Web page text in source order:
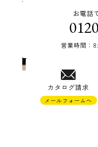
お電話
営業時間：
カタログ請求
メールフォームへ